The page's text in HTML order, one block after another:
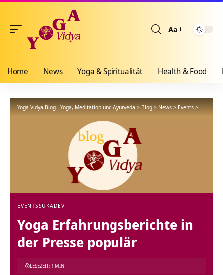
Aa
Home News Yoga & Spiritualität Health & Food
Yoga Vidya Blog - Yoga, Meditation und Ayurveda>Blog>News>Events>Yoga
EVENTSSUKADEV
Yoga Erfahrungsberichte in
der Presse populär
LESEZEIT: 1 MIN